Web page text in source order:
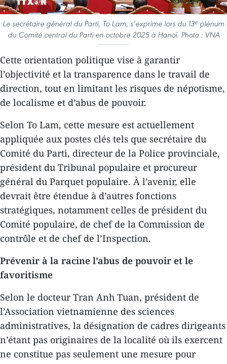
Le secrétaire général du Parti, To Lam, s’exprime lors du 13ᵉ plénum
du Comité central du Parti en octobre 2025 à Hanoï. Photo : VNA
Cette orientation politique vise à garantir
l’objectivité et la transparence dans le travail de
direction, tout en limitant les risques de népotisme,
de localisme et d’abus de pouvoir.
Selon To Lam, cette mesure est actuellement
appliquée aux postes clés tels que secrétaire du
Comité du Parti, directeur de la Police provinciale,
président du Tribunal populaire et procureur
général du Parquet populaire. À l’avenir, elle
devrait être étendue à d’autres fonctions
stratégiques, notamment celles de président du
Comité populaire, de chef de la Commission de
contrôle et de chef de l’Inspection.
Prévenir à la racine l’abus de pouvoir et le
favoritisme
Selon le docteur Tran Anh Tuan, président de
l’Association vietnamienne des sciences
administratives, la désignation de cadres dirigeants
n’étant pas originaires de la localité où ils exercent
ne constitue pas seulement une mesure pour